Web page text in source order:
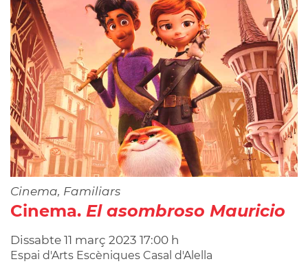
Cinema, Familiars
Cinema. El asombroso Mauricio
Dissabte 11 març 2023 17:00 h
Espai d'Arts Escèniques Casal d'Alella